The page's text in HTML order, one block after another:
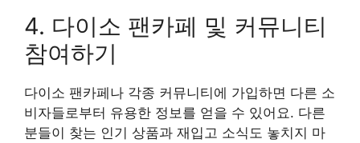
4. 다이소 팬카페 및 커뮤니티
참여하기
다이소 팬카페나 각종 커뮤니티에 가입하면 다른 소
비자들로부터 유용한 정보를 얻을 수 있어요. 다른
분들이 찾는 인기 상품과 재입고 소식도 놓치지 마